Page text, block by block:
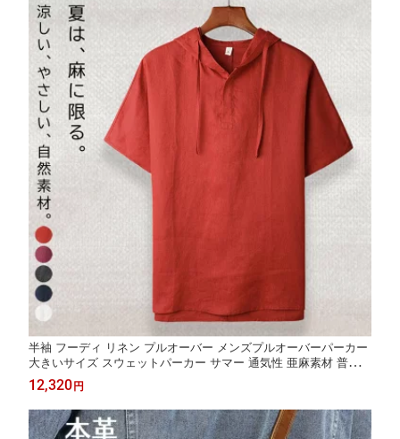
半袖 フーディ リネン プルオーバー メンズプルオーバーパーカー
大きいサイズ スウェットパーカー サマー 通気性 亜麻素材 普段着
無地 フード付き トップス ゆったりシンプル リラックス スタンダ
ード リネンシャツ カジュアル 春 夏 秋物
12,320 円